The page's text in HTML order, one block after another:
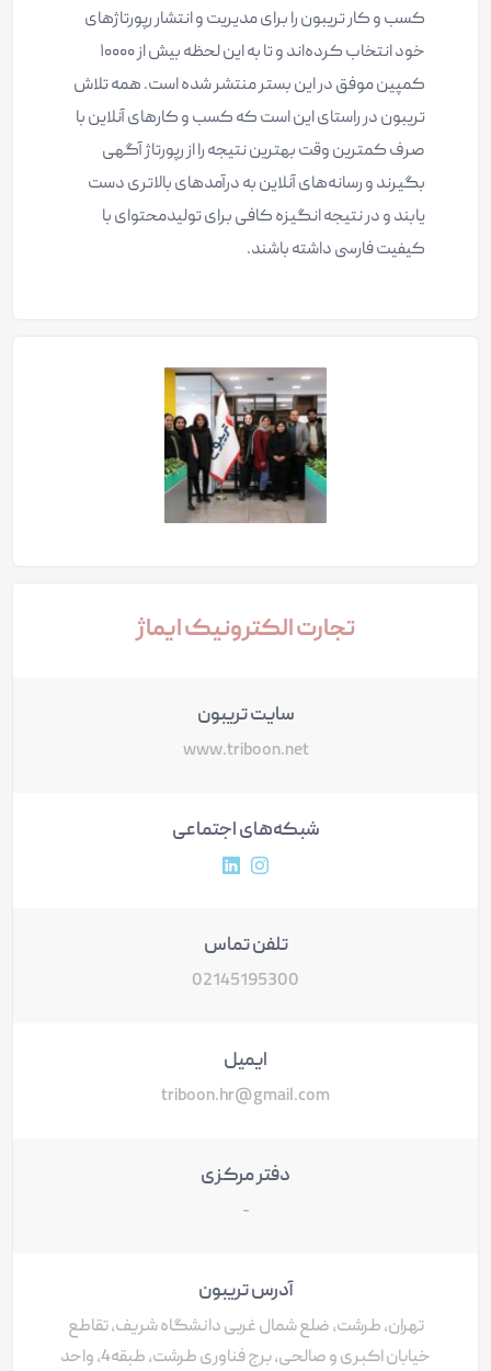
کسب و کار تریبون را برای مدیریت و انتشار رپورتاژهای
خود انتخاب کرده‌اند و تا به این لحظه بیش از ۱۰۰۰۰
کمپین موفق در این بستر منتشر شده است. همه تلاش
تریبون در راستای این است که کسب و کار‌های آنلاین با
صرف کمترین وقت بهترین نتیجه‌‌‌ را از رپورتاژ آگهی
بگیرند و رسانه‌های آنلاین به درآمدهای بالاتری دست
یابند و در نتیجه انگیزه کافی برای تولید‌محتوای با
کیفیت فارسی داشته باشند.
تجارت الکترونیک ایماژ
سایت تریبون
www.triboon.net
شبکه‌های اجتماعی
آدرس پروفایل اینستاگرام
آدرس پروفایل لینکداین
تلفن تماس
02145195300
ایمیل
triboon.hr@gmail.com
دفتر مرکزی
-
آدرس تریبون
تهران، طرشت، ضلع شمال غربی دانشگاه شریف، تقاطع
خیابان اکبری و صالحی، برج فناوری طرشت، طبقه4، واحد